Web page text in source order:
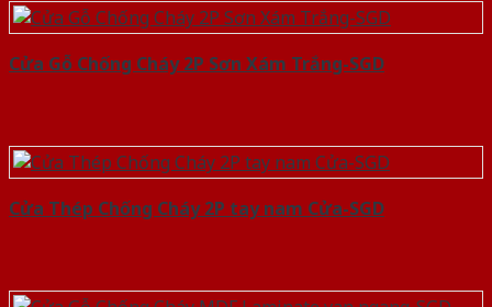
Cửa Gỗ Chống Cháy 2P Sơn Xám Trắng-SGD
Cửa Thép Chống Cháy 2P tay nam Cửa-SGD